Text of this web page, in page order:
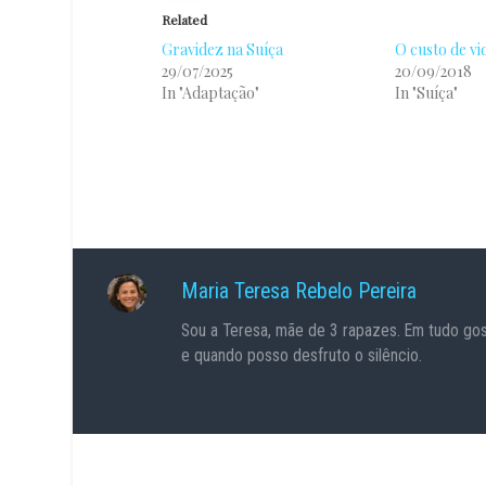
Related
Gravidez na Suíça
29/07/2025
In "Adaptação"
O custo de
20/09/2018
In "Suíça"
Maria Teresa Rebelo Pereira
Sou a Teresa, mãe de 3 rapazes. Em tudo
e quando posso desfruto o silêncio.